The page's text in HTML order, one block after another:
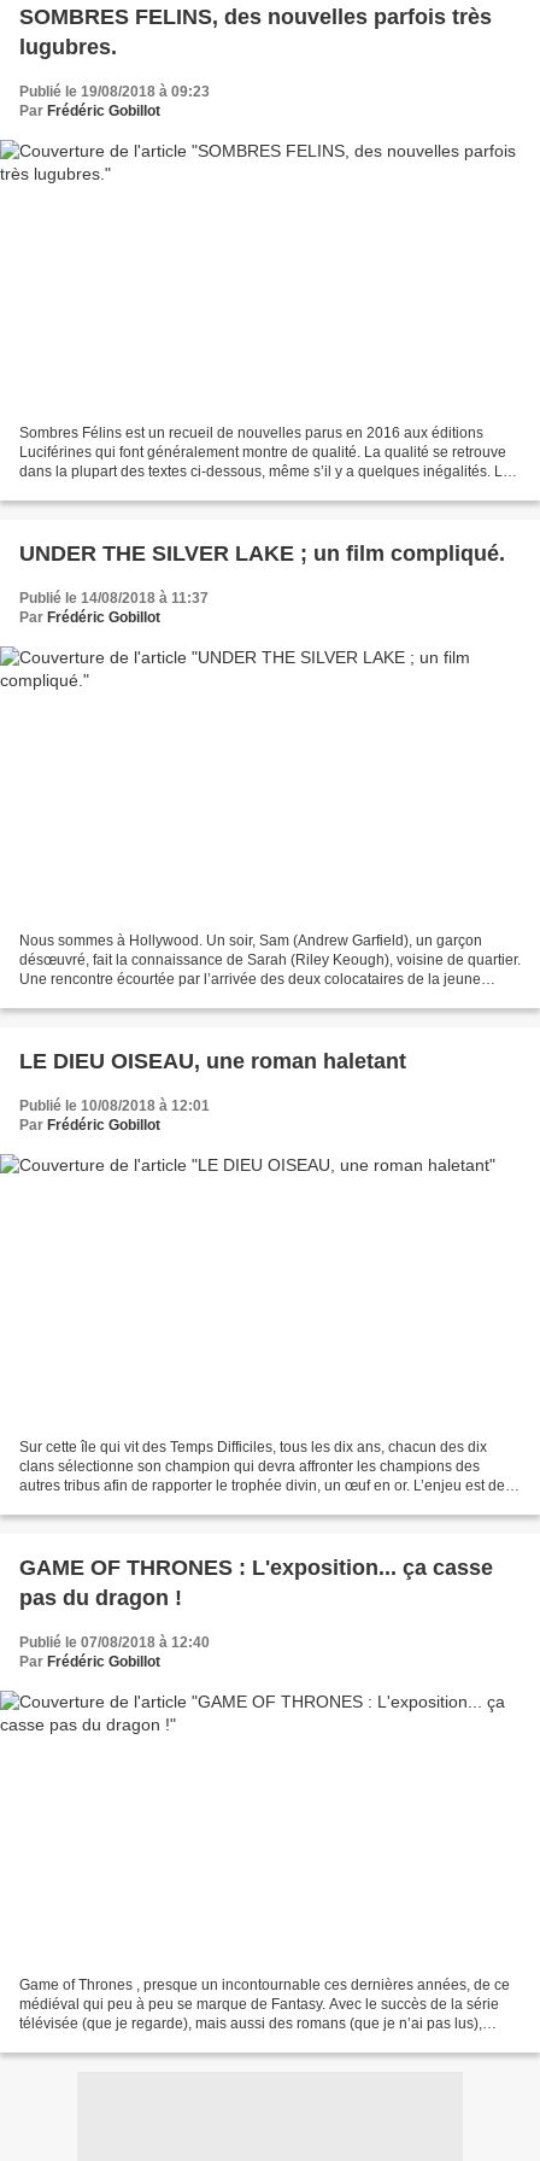
SOMBRES FELINS, des nouvelles parfois très
lugubres.
Publié le 19/08/2018 à 09:23
Par Frédéric Gobillot
Sombres Félins est un recueil de nouvelles parus en 2016 aux éditions
Luciférines qui font généralement montre de qualité. La qualité se retrouve
dans la plupart des textes ci-dessous, même s’il y a quelques inégalités. Le
UNDER THE SILVER LAKE ; un film compliqué.
Publié le 14/08/2018 à 11:37
Par Frédéric Gobillot
Nous sommes à Hollywood. Un soir, Sam (Andrew Garfield), un garçon
désœuvré, fait la connaissance de Sarah (Riley Keough), voisine de quartier.
Une rencontre écourtée par l’arrivée des deux colocataires de la jeune
LE DIEU OISEAU, une roman haletant
Publié le 10/08/2018 à 12:01
Par Frédéric Gobillot
Sur cette île qui vit des Temps Difficiles, tous les dix ans, chacun des dix
clans sélectionne son champion qui devra affronter les champions des
autres tribus afin de rapporter le trophée divin, un œuf en or. L’enjeu est de
GAME OF THRONES : L'exposition... ça casse
pas du dragon !
Publié le 07/08/2018 à 12:40
Par Frédéric Gobillot
Game of Thrones , presque un incontournable ces dernières années, de ce
médiéval qui peu à peu se marque de Fantasy. Avec le succès de la série
télévisée (que je regarde), mais aussi des romans (que je n’ai pas lus),